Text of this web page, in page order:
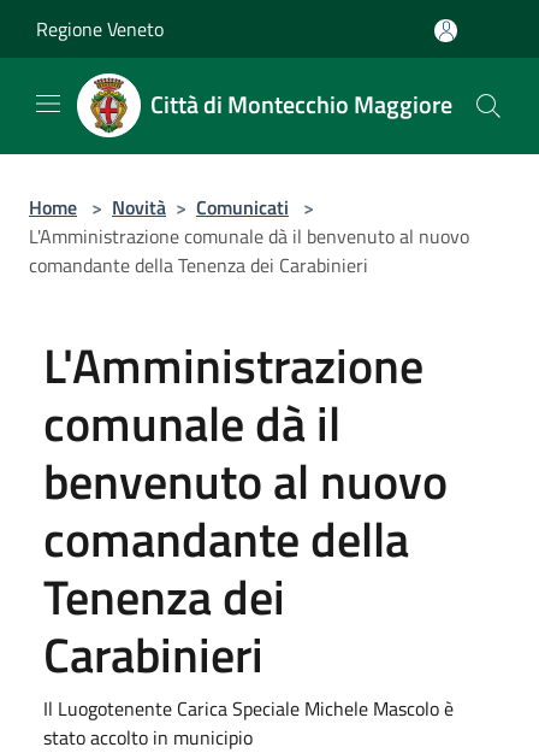
Regione Veneto
Città di Montecchio Maggiore
Home > Novità > Comunicati >
L'Amministrazione comunale dà il benvenuto al nuovo
comandante della Tenenza dei Carabinieri
L'Amministrazione
comunale dà il
benvenuto al nuovo
comandante della
Tenenza dei
Carabinieri
Il Luogotenente Carica Speciale Michele Mascolo è
stato accolto in municipio